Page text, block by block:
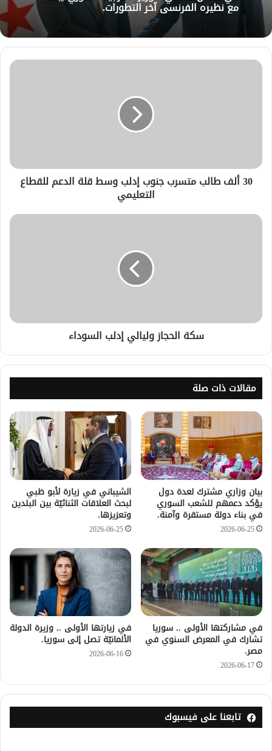
مع نظيره الفرنسي آخر التطورات.
30 ألف طالب متسرب جنوب إدلب وسط قلة الدعم للقطاع
التعليمي
سكة الحجاز وليالي إدلب السوداء
مقالات ذات صلة
بيان وزاري مشترك لعدة دول
يؤكد دعمهم للشعب السوري
في بناء دولة مستقرة وآمنة.
2026-06-25
الشيباني في زيارة لأبو ظبي
لبحث العلاقات الثنائيّة بين البلدين
وتعزيزها.
2026-06-25
في مشاركتها الأولى .. سوريا
تشارك في المعرض السنوي في
مصر.
2026-06-17
في زيارتها الأولى .. وزيرة الدولة
الألمانيّة تصل إلى سوريا.
2026-06-16
تابعنا على فيسبوك